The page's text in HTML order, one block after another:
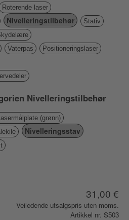
Roterende laser
Nivelleringstilbehør
Stativ
Vaterpas
Positioneringslaser
Nivelleringstilbehør
(grønn)
Nivelleringsstav
31,00 €
Veiledende utsalgspris uten moms.
Artikkel nr. S503